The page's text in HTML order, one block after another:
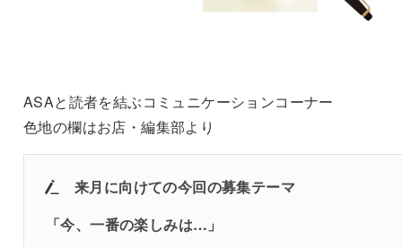
ASAと読者を結ぶコミュニケーションコーナー
色地の欄はお店・編集部より
来月に向けての今回の募集テーマ
「今、一番の楽しみは… 」